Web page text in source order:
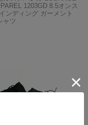
1203GD 8.5オンス
ンディング ガーメント
ャツ